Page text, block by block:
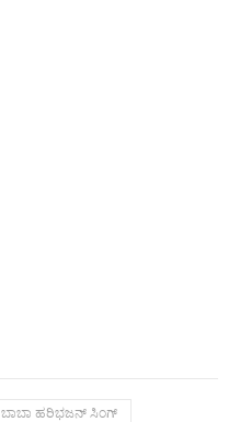
ಬಾಬಾ ಹರಿಭಜನ್ ಸಿಂಗ್